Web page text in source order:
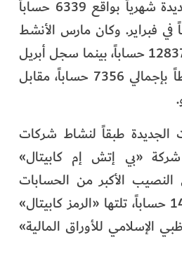
توزعت الحسابات الجديدة شهرياً بواقع 6339 حساباً
و5644 حساباً في فبراير. وكان مارس الأنشط
على الإطلاق بإجمالي 12837 حساباً، بينما سجل أبريل
ثاني أكثر الشهور نشاطاً بإجمالي 7356 حساباً، مقابل
الجديدة طبقاً لنشاط شركات
«بي إتش إم كابيتال»
النصيب الأكبر من الحسابات
الجديدة بإجمالي 14763 حساباً، تلتها «الرمز كابيتال»
الإسلامي للأوراق المالية»